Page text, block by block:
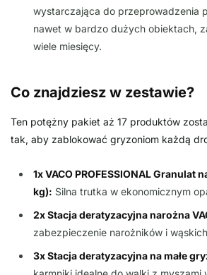
wystarczająca do przeprowadzenia
nawet w bardzo dużych obiektach,
wiele miesięcy.
Co znajdziesz w zestawie?
Ten potężny pakiet aż 17 produktów
tak, aby zablokować gryzoniom każdą
1x VACO PROFESSIONAL Granulat
kg): Silna trutka w ekonomicznym
2x Stacja deratyzacyjna narożna
zabezpieczenie narożników i
3x Stacja deratyzacyjna na małe